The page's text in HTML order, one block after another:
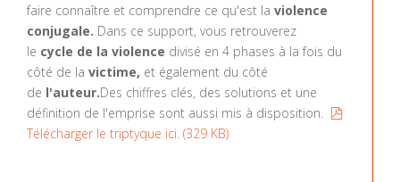
faire connaître et comprendre ce qu'est la violence
conjugale. Dans ce support, vous retrouverez
le cycle de la violence divisé en 4 phases à la fois du
côté de la victime, et également du côté
de l'auteur.Des chiffres clés, des solutions et une
définition de l'emprise sont aussi mis à disposition.
pdf
Télécharger le triptyque ici. (329 KB)